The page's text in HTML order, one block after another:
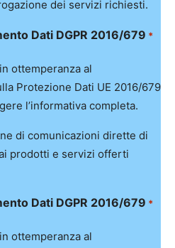
dei servizi richiesti.
Dati DGPR 2016/679 *
ottemperanza al
Protezione Dati UE 2016/679
l’informativa completa.
di comunicazioni dirette di
prodotti e servizi offerti
Dati DGPR 2016/679 *
ottemperanza al